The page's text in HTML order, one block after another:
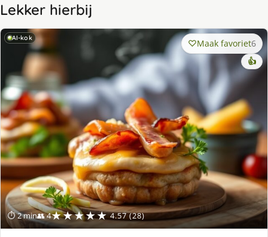
Lekker hierbij
AI-kok
⏱ 2 min👥 4★★★★★ 4.57 (28)
Maak favoriet6
👍